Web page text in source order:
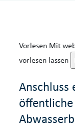
Vorlesen Mit
vorlesen lassen
Anschluss